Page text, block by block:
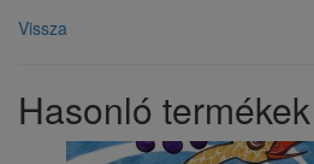
Vissza
Hasonló termékek